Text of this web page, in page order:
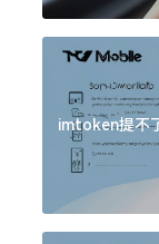
imtoken提不